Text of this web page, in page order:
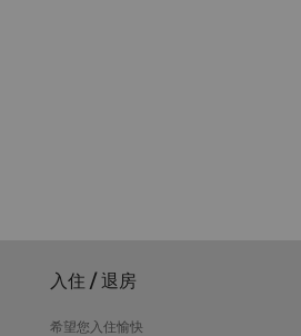
入住 / 退房
希望您入住愉快